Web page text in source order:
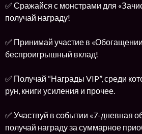
✅ Сражайся с монстрами для
получай награду!
✅ Принимай участие в
беспроигрышный вклад!
✅ Получай “Награды VIP”, среди
рун, книги усиления и прочее.
✅ Участвуй в событии «7-дневная
получай награду за суммарное